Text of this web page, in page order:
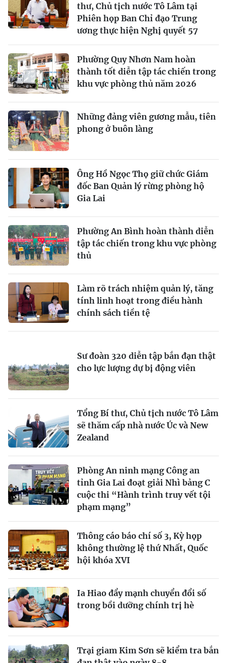
thư, Chủ tịch nước Tô Lâm tại
Phiên họp Ban Chỉ đạo Trung
ương thực hiện Nghị quyết 57
Phường Quy Nhơn Nam hoàn
thành tốt diễn tập tác chiến trong
khu vực phòng thủ năm 2026
Những đảng viên gương mẫu, tiên
phong ở buôn làng
Ông Hồ Ngọc Thọ giữ chức Giám
đốc Ban Quản lý rừng phòng hộ
Gia Lai
Phường An Bình hoàn thành diễn
tập tác chiến trong khu vực phòng
thủ
Làm rõ trách nhiệm quản lý, tăng
tính linh hoạt trong điều hành
chính sách tiền tệ
Sư đoàn 320 diễn tập bắn đạn thật
cho lực lượng dự bị động viên
Tổng Bí thư, Chủ tịch nước Tô Lâm
sẽ thăm cấp nhà nước Úc và New
Zealand
Phòng An ninh mạng Công an
tỉnh Gia Lai đoạt giải Nhì bảng C
cuộc thi “Hành trình truy vết tội
phạm mạng”
Thông cáo báo chí số 3, Kỳ họp
không thường lệ thứ Nhất, Quốc
hội khóa XVI
Ia Hiao đẩy mạnh chuyển đổi số
trong bồi dưỡng chính trị hè
Trại giam Kim Sơn sẽ kiểm tra bắn